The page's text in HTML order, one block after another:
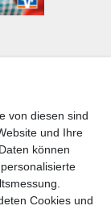
von diesen sind
und Ihre
können
Cookies und